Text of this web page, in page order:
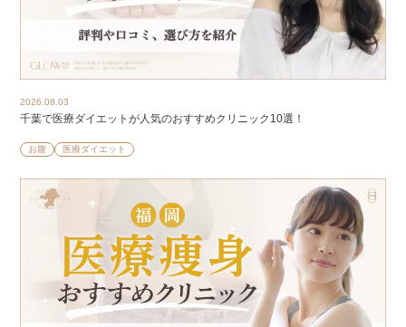
2026.08.03
千葉で医療ダイエットが人気のおすすめクリニック10選！
お腹 医療ダイエット